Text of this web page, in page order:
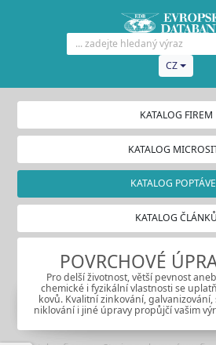
CZ
KATALOG FIREM
KATALOG
KATALOG
KATALOG ČLÁNKŮ
POVRCHOVÉ
Pro delší životnost, větší pevnost
chemické i fyzikální vlastnosti se
kovů. Kvalitní zinkování,
niklování i jiné úpravy propůjčí vašim